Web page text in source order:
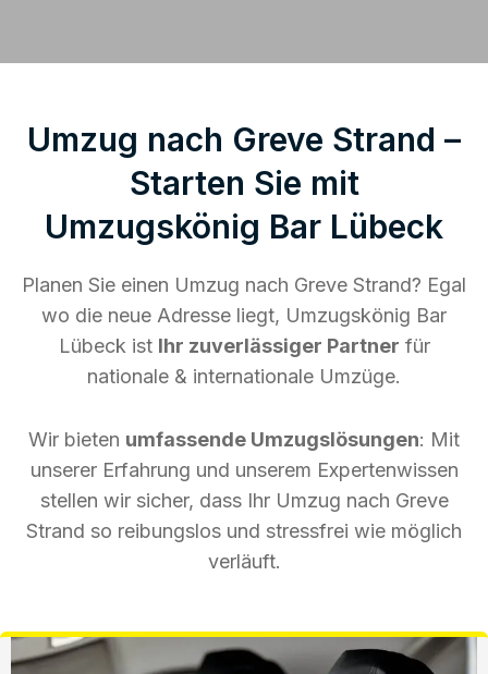
Umzug nach Greve Strand –
Starten Sie mit
Umzugskönig Bar Lübeck
Planen Sie einen Umzug nach Greve Strand? Egal
wo die neue Adresse liegt, Umzugskönig Bar
Lübeck ist Ihr zuverlässiger Partner für
nationale & internationale Umzüge.
Wir bieten umfassende Umzugslösungen: Mit
unserer Erfahrung und unserem Expertenwissen
stellen wir sicher, dass Ihr Umzug nach Greve
Strand so reibungslos und stressfrei wie möglich
verläuft.